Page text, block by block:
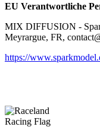
EU Verantwortliche
MIX DIFFUSION -
Meyrargue, FR,
https://